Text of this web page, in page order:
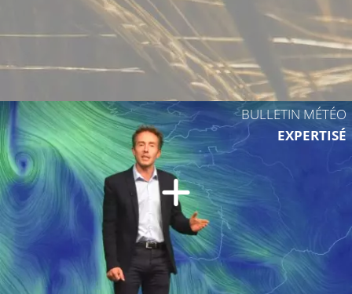
28°C
25°C
BULLETIN MÉTÉO
EXPERTISÉ